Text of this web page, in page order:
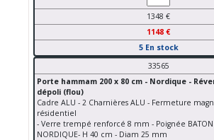
1348 €
1148 €
5 En stock
33565
Porte hammam 200 x 80 cm - Nordique -
dépoli (flou)
Cadre ALU - 2 Charnières ALU - Fermeture
résidentiel
- Verre trempé renforcé 8 mm - Poignée
NORDIQUE- H 40 cm - Diam 25 mm